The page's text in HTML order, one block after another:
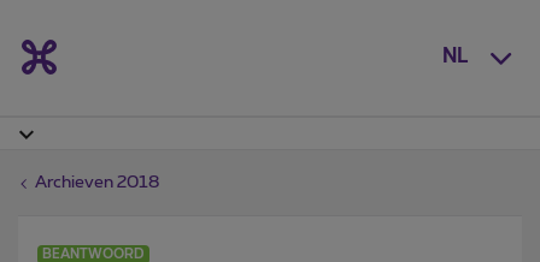
NL
Archieven 2018
BEANTWOORD